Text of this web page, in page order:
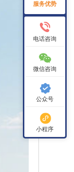
服务优势
电话咨询
微信咨询
公众号
小程序